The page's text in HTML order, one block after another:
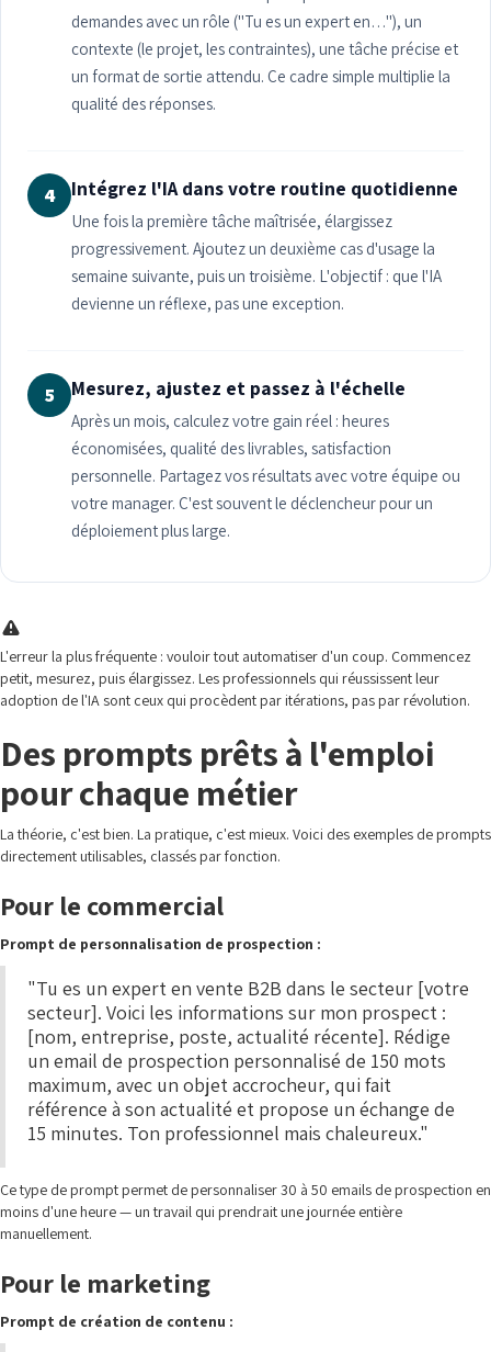
demandes avec un rôle ("Tu es un expert en…"), un
contexte (le projet, les contraintes), une tâche précise et
un format de sortie attendu. Ce cadre simple multiplie la
qualité des réponses.
4 Intégrez l'IA dans votre routine quotidienne
Une fois la première tâche maîtrisée, élargissez
progressivement. Ajoutez un deuxième cas d'usage la
semaine suivante, puis un troisième. L'objectif : que l'IA
devienne un réflexe, pas une exception.
5 Mesurez, ajustez et passez à l'échelle
Après un mois, calculez votre gain réel : heures
économisées, qualité des livrables, satisfaction
personnelle. Partagez vos résultats avec votre équipe ou
votre manager. C'est souvent le déclencheur pour un
déploiement plus large.
L'erreur la plus fréquente : vouloir tout automatiser d'un coup. Commencez
petit, mesurez, puis élargissez. Les professionnels qui réussissent leur
adoption de l'IA sont ceux qui procèdent par itérations, pas par révolution.
Des prompts prêts à l'emploi
pour chaque métier
La théorie, c'est bien. La pratique, c'est mieux. Voici des exemples de prompts
directement utilisables, classés par fonction.
Pour le commercial
Prompt de personnalisation de prospection :
"Tu es un expert en vente B2B dans le secteur [votre
secteur]. Voici les informations sur mon prospect :
[nom, entreprise, poste, actualité récente]. Rédige
un email de prospection personnalisé de 150 mots
maximum, avec un objet accrocheur, qui fait
référence à son actualité et propose un échange de
15 minutes. Ton professionnel mais chaleureux."
Ce type de prompt permet de personnaliser 30 à 50 emails de prospection en
moins d'une heure — un travail qui prendrait une journée entière
manuellement.
Pour le marketing
Prompt de création de contenu :